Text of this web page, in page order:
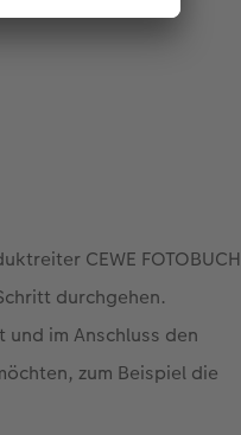
CEWE FOTOBUCH
durchgehen.
im Anschluss den
zum Beispiel die